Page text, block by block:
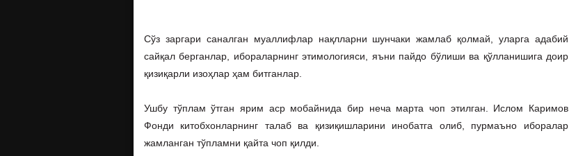
Сўз заргари саналган муаллифлар нақлларни шунчаки жамлаб қолмай, уларга адабий
сайқал берганлар, ибораларнинг этимологияси, яъни пайдо бўлиши ва қўлланишига доир
қизиқарли изоҳлар ҳам битганлар.
Ушбу тўплам ўтган ярим аср мобайнида бир неча марта чоп этилган. Ислом Каримов
Фонди китобхонларнинг талаб ва қизиқишларини инобатга олиб, пурмаъно иборалар
жамланган тўпламни қайта чоп қилди.